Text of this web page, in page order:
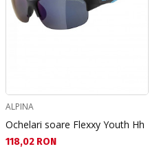
ALPINA
Ochelari soare Flexxy Youth Hh
Текуща цена:
118,02 RON